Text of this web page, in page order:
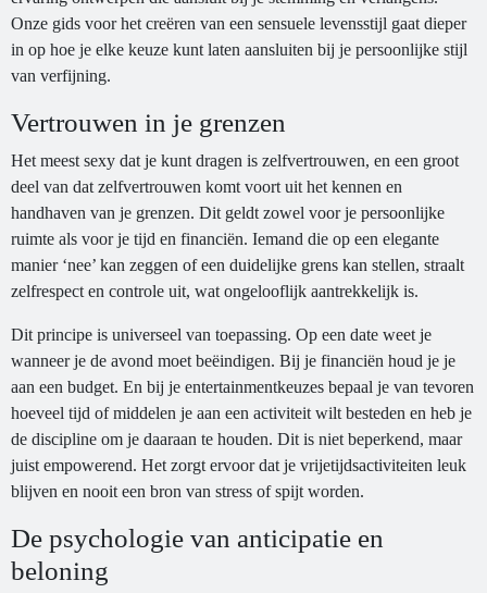
Onze gids voor het creëren van een sensuele levensstijl gaat dieper
in op hoe je elke keuze kunt laten aansluiten bij je persoonlijke stijl
van verfijning.
Vertrouwen in je grenzen
Het meest sexy dat je kunt dragen is zelfvertrouwen, en een groot
deel van dat zelfvertrouwen komt voort uit het kennen en
handhaven van je grenzen. Dit geldt zowel voor je persoonlijke
ruimte als voor je tijd en financiën. Iemand die op een elegante
manier ‘nee’ kan zeggen of een duidelijke grens kan stellen, straalt
zelfrespect en controle uit, wat ongelooflijk aantrekkelijk is.
Dit principe is universeel van toepassing. Op een date weet je
wanneer je de avond moet beëindigen. Bij je financiën houd je je
aan een budget. En bij je entertainmentkeuzes bepaal je van tevoren
hoeveel tijd of middelen je aan een activiteit wilt besteden en heb je
de discipline om je daaraan te houden. Dit is niet beperkend, maar
juist empowerend. Het zorgt ervoor dat je vrijetijdsactiviteiten leuk
blijven en nooit een bron van stress of spijt worden.
De psychologie van anticipatie en
beloning